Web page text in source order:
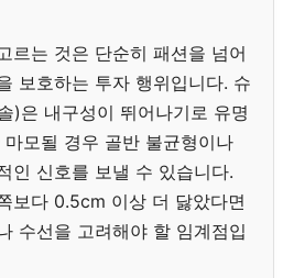
르는 것은 단순히 패션을 넘어
보호하는 투자 행위입니다. 슈
)은 내구성이 뛰어나기로 유명
모될 경우 골반 불균형이나
인 신호를 보낼 수 있습니다.
보다 0.5cm 이상 더 닳았다면
수선을 고려해야 할 임계점입